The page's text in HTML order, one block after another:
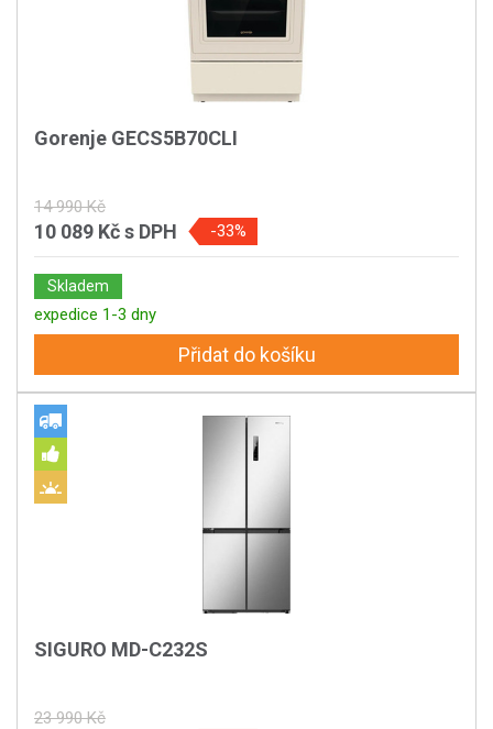
Gorenje GECS5B70CLI
14 990 Kč
10 089 Kčs DPH -33%
Skladem
expedice 1-3 dny
Přidat do košíku
SIGURO MD-C232S
23 990 Kč